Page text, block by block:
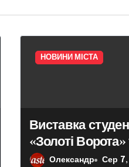
НОВИНИ МІСТА
Виставка
«Золоті
серпня –
Олександр Сер